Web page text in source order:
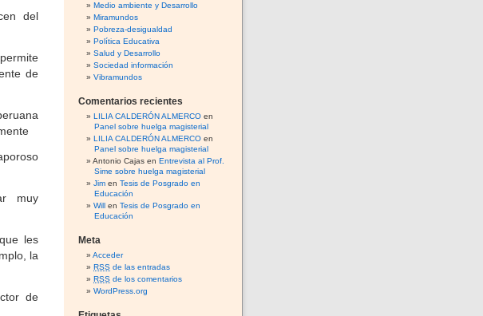
del
de
muy
les
la
de
Medio ambiente y Desarrollo
Miramundos
Pobreza-desigualdad
Política Educativa
Salud y Desarrollo
Sociedad información
Vibramundos
Comentarios recientes
LILIA CALDERÓN ALMERCO en
Panel sobre huelga magisterial
LILIA CALDERÓN ALMERCO en
Panel sobre huelga magisterial
Antonio Cajas en Entrevista al Prof.
Sime sobre huelga magisterial
Jim en Tesis de Posgrado en
Educación
Will en Tesis de Posgrado en
Educación
Meta
Acceder
RSS de las entradas
RSS de los comentarios
WordPress.org